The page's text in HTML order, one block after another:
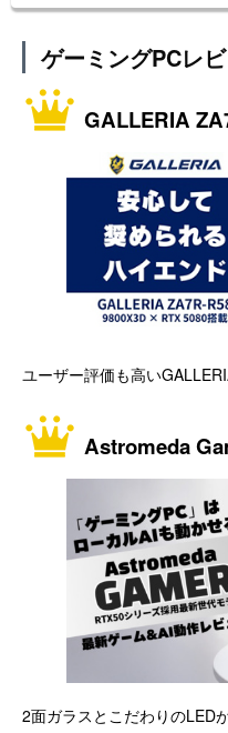
ゲーミングPCレ
GALLERIA
ユーザー評価も高い
Astromeda
2面ガラスとこだわりのLED